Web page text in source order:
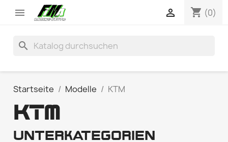
 shopping_cart (0)

search
Startseite Modelle KTM
KTM
Unterkategorien